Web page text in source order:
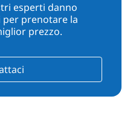
esperti danno
prenotare la
prezzo.